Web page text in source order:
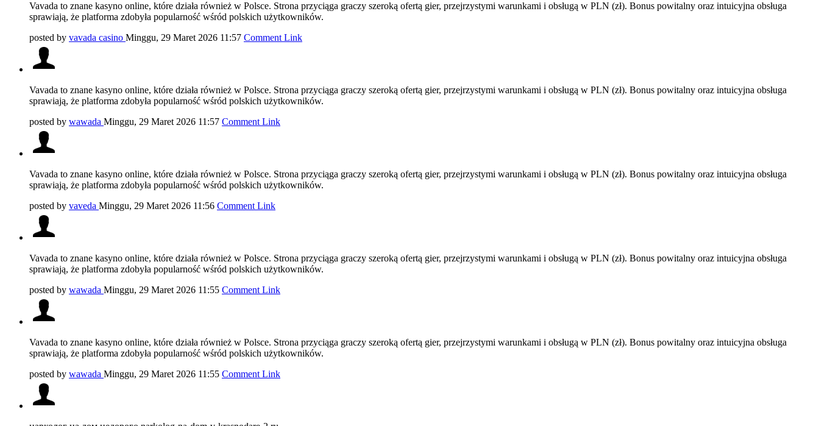
Vavada to znane kasyno online, które działa również w Polsce. Strona przyciąga graczy szeroką ofertą gier, przejrzystymi warunkami i obsługą w PLN (zł). Bonus powitalny oraz intuicyjna obsługa
sprawiają, że platforma zdobyła popularność wśród polskich użytkowników.
posted by vavada casino Minggu, 29 Maret 2026 11:57 Comment Link
Vavada to znane kasyno online, które działa również w Polsce. Strona przyciąga graczy szeroką ofertą gier, przejrzystymi warunkami i obsługą w PLN (zł). Bonus powitalny oraz intuicyjna obsługa
sprawiają, że platforma zdobyła popularność wśród polskich użytkowników.
posted by wawada Minggu, 29 Maret 2026 11:57 Comment Link
Vavada to znane kasyno online, które działa również w Polsce. Strona przyciąga graczy szeroką ofertą gier, przejrzystymi warunkami i obsługą w PLN (zł). Bonus powitalny oraz intuicyjna obsługa
sprawiają, że platforma zdobyła popularność wśród polskich użytkowników.
posted by vaveda Minggu, 29 Maret 2026 11:56 Comment Link
Vavada to znane kasyno online, które działa również w Polsce. Strona przyciąga graczy szeroką ofertą gier, przejrzystymi warunkami i obsługą w PLN (zł). Bonus powitalny oraz intuicyjna obsługa
sprawiają, że platforma zdobyła popularność wśród polskich użytkowników.
posted by wawada Minggu, 29 Maret 2026 11:55 Comment Link
Vavada to znane kasyno online, które działa również w Polsce. Strona przyciąga graczy szeroką ofertą gier, przejrzystymi warunkami i obsługą w PLN (zł). Bonus powitalny oraz intuicyjna obsługa
sprawiają, że platforma zdobyła popularność wśród polskich użytkowników.
posted by wawada Minggu, 29 Maret 2026 11:55 Comment Link